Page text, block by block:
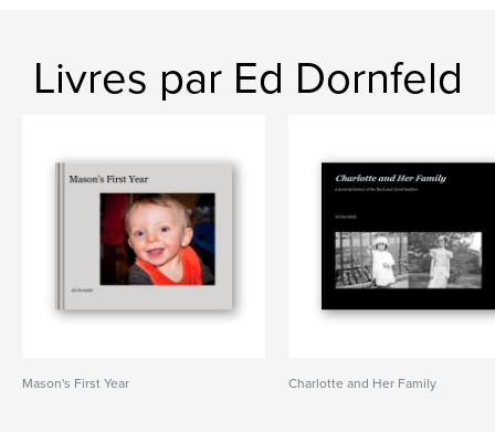
Livres par Ed Dornfeld
Mason's First Year Charlotte and Her Family